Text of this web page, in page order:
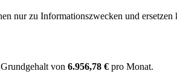
nur zu Informationszwecken und ersetzen
von 6.956,78 € pro Monat.